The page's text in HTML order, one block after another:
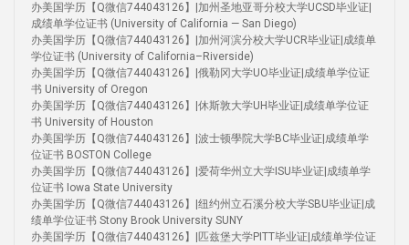
办美国学历【Q微信744043126】|加州圣地亚哥分校大学UCSD毕业证|
成绩单学位证书 (University of California — San Diego)
办美国学历【Q微信744043126】|加州河滨分校大学UCR毕业证|成绩单
学位证书 (University of California–Riverside)
办美国学历【Q微信744043126】|俄勒冈大学UO毕业证|成绩单学位证
书 University of Oregon
办美国学历【Q微信744043126】|休斯敦大学UH毕业证|成绩单学位证
书 University of Houston
办美国学历【Q微信744043126】|波士顿學院大学BC毕业证|成绩单学
位证书 BOSTON College
办美国学历【Q微信744043126】|爱荷华州立大学ISU毕业证|成绩单学
位证书 Iowa State University
办美国学历【Q微信744043126】|纽约州立石溪分校大学SBU毕业证|成
绩单学位证书 Stony Brook University SUNY
办美国学历【Q微信744043126】|匹兹堡大学PITT毕业证|成绩单学位证